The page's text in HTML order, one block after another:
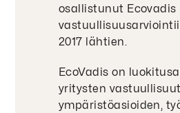
osallistunut Ecovadis
2017 lähtien.
EcoVadis on
yritysten
ympäristöasioiden,